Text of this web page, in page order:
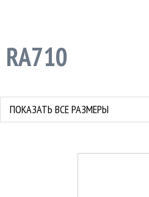
RA710
ПОКАЗАТЬ ВСЕ РАЗМЕРЫ